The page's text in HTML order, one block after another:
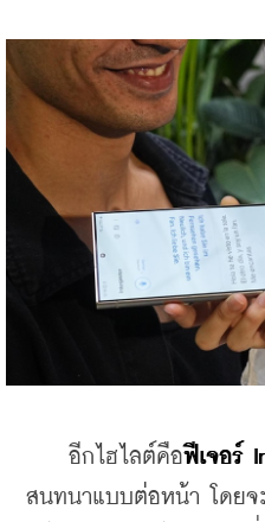
อีกไฮไลต์คือฟีเจอร์
สนทนาแบบต่อหน้า โดยจ